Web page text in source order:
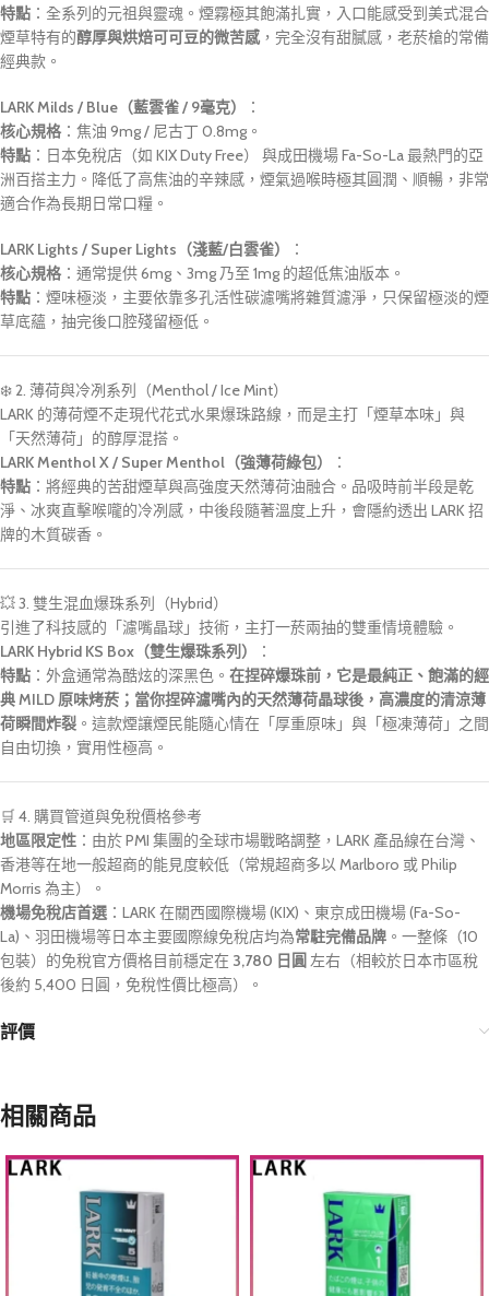
特點 ：全系列的元祖與靈魂。煙霧極其飽滿扎實，入口能感受到美式混合
煙草特有的醇厚與烘焙可可豆的微苦感 ，完全沒有甜膩感，老菸槍的常備
經典款。
LARK Milds / Blue（藍雲雀 / 9毫克）
：
核心規格 ：焦油 9mg / 尼古丁 0.8mg。
特點 ： 日本免稅店（如 KIX Duty Free） 與成田機場 Fa-So-La最熱門的亞
洲百搭主力。降低了高焦油的辛辣感，煙氣過喉時極其圓潤、順暢，非常
適合作為長期日常口糧。
LARK Lights / Super Lights（淺藍/白雲雀）
：
核心規格 ：通常提供 6mg、3mg 乃至 1mg 的超低焦油版本。
特點 ：煙味極淡，主要依靠多孔活性碳濾嘴將雜質濾淨，只保留極淡的煙
草底蘊，抽完後口腔殘留極低。
❄️ 2. 薄荷與冷冽系列（Menthol / Ice Mint）
LARK 的薄荷煙不走現代花式水果爆珠路線，而是主打「煙草本味」與
「天然薄荷」的醇厚混搭。
LARK Menthol X / Super Menthol（強薄荷綠包）
：
特點 ：將經典的苦甜煙草與高強度天然薄荷油融合。品吸時前半段是乾
淨、冰爽直擊喉嚨的冷冽感，中後段隨著溫度上升，會隱約透出 LARK 招
牌的木質碳香。
💥 3. 雙生混血爆珠系列（Hybrid）
引進了科技感的「濾嘴晶球」技術，主打一菸兩抽的雙重情境體驗。
LARK Hybrid KS Box （雙生爆珠系列）
：
特點 ：外盒通常為酷炫的深黑色。 在捏碎爆珠前，它是最純正、飽滿的經
典 MILD 原味烤菸；當你捏碎濾嘴內的天然薄荷晶球後，高濃度的清涼薄
荷瞬間炸裂 。這款煙讓煙民能隨心情在「厚重原味」與「極凍薄荷」之間
自由切換，實用性極高。
🛒 4. 購買管道與免稅價格參考
地區限定性 ：由於 PMI 集團的全球市場戰略調整，LARK 產品線在台灣、
香港等在地一般超商的能見度較低（常規超商多以 Marlboro 或 Philip
Morris 為主）。
機場免稅店首選 ：LARK 在關西國際機場 (KIX) 、 東京成田機場 (Fa-So-
La) 、羽田機場等日本主要國際線免稅店均為常駐完備品牌 。一整條（10
包裝）的免稅官方價格目前穩定在 3,780 日圓 左右（相較於日本市區稅
後約 5,400 日圓，免稅性價比極高）。
評價
相關商品